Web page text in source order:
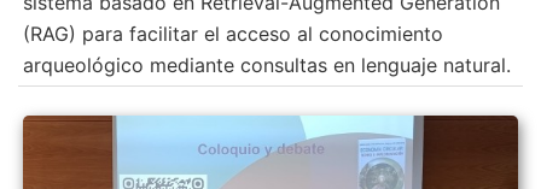
(RAG) para facilitar el acceso al conocimiento
arqueológico mediante consultas en lenguaje natural.